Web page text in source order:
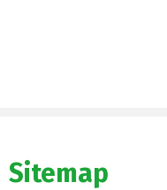
Sitemap